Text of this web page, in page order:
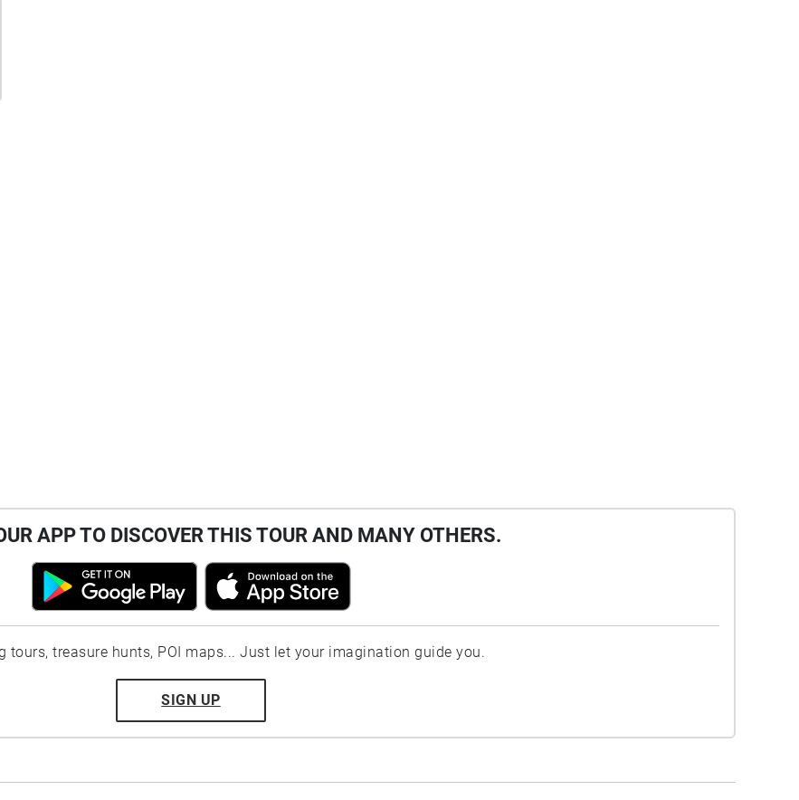
APP TO DISCOVER THIS TOUR AND MANY OTHERS.
tours, treasure hunts, POI maps... Just let your imagination guide you.
SIGN UP